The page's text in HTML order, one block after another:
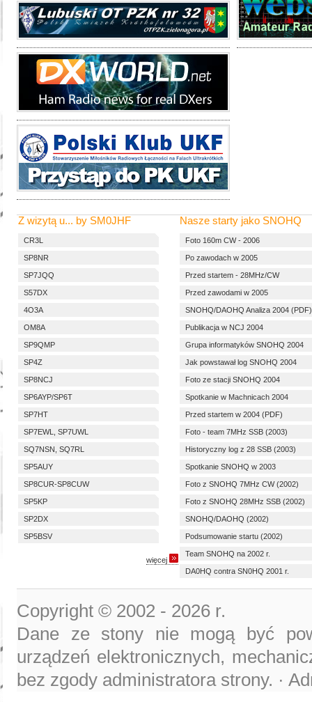
Z wizytą u... by SM0JHF
CR3L
SP8NR
SP7JQQ
S57DX
4O3A
OM8A
SP9QMP
SP4Z
SP8NCJ
SP6AYP/SP6T
SP7HT
SP7EWL, SP7UWL
SQ7NSN, SQ7RL
SP5AUY
SP8CUR-SP8CUW
SP5KP
SP2DX
SP5BSV
więcej
Nasze starty jako SNOHQ
Foto 160m CW - 2006
Po zawodach w 2005
Przed startem - 28MHz/CW
Przed zawodami w 2005
SNOHQ/DAOHQ Analiza 2004 (PDF)
Publikacja w NCJ 2004
Grupa informatyków SNOHQ 2004
Jak powstawał log SNOHQ 2004
Foto ze stacji SNOHQ 2004
Spotkanie w Machnicach 2004
Przed startem w 2004 (PDF)
Foto - team 7MHz SSB (2003)
Historyczny log z 28 SSB (2003)
Spotkanie SNOHQ w 2003
Foto z SNOHQ 7MHz CW (2002)
Foto z SNOHQ 28MHz SSB (2002)
SNOHQ/DAOHQ (2002)
Podsumowanie startu (2002)
Team SNOHQ na 2002 r.
DA0HQ contra SN0HQ 2001 r.
Copyright © 2002 - 2026 r.
Dane ze stony nie mogą być
urządzeń elektronicznych,
bez zgody administratora strony. ·